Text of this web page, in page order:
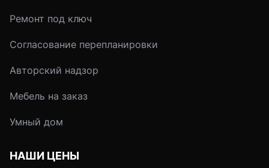
Ремонт под ключ
Согласование перепланировки
Авторский надзор
Мебель на заказ
Умный дом
НАШИ ЦЕНЫ